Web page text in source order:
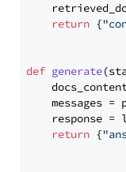
return {
def generate(
messages =
response =
return {